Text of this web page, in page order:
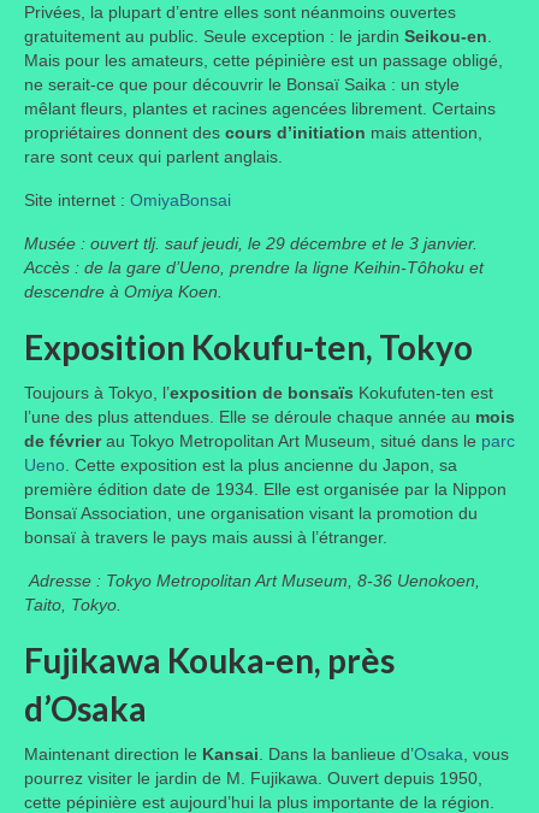
Privées, la plupart d’entre elles sont néanmoins ouvertes
gratuitement au public. Seule exception : le jardin Seikou-en
Mais pour les amateurs, cette pépinière est un passage obligé,
ne serait-ce que pour découvrir le Bonsaï Saika : un style
mêlant fleurs, plantes et racines agencées librement. Certains
propriétaires donnent des cours d’initiation mais attention,
rare sont ceux qui parlent anglais.
Site internet : OmiyaBonsai
Musée : ouvert tlj. sauf jeudi, le 29 décembre et le 3 janvier.
Accès : de la gare d’Ueno, prendre la ligne Keihin-Tôhoku et
descendre à Omiya Koen.
Exposition Kokufu-ten, Tokyo
Toujours à Tokyo, l’exposition de bonsaïs Kokufuten-ten est
l’une des plus attendues. Elle se déroule chaque année au mois
de févrierau Tokyo Metropolitan Art Museum, situé dans le parc
Ueno . Cette exposition est la plus ancienne du Japon, sa
première édition date de 1934. Elle est organisée par la Nippon
Bonsaï Association, une organisation visant la promotion du
bonsaï à travers le pays mais aussi à l’étranger.
Adresse : Tokyo Metropolitan Art Museum, 8-36 Uenokoen,
Taito, Tokyo.
Fujikawa Kouka-en, près
d’Osaka
Maintenant direction le Kansai . Dans la banlieue d’Osaka , vous
pourrez visiter le jardin de M. Fujikawa. Ouvert depuis 1950,
cette pépinière est aujourd’hui la plus importante de la région.